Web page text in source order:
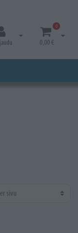
Avaa kirjautuminen
0
0,00 €
Avaa